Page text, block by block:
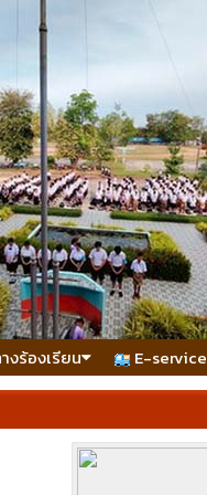
งร้องเรียน E-service